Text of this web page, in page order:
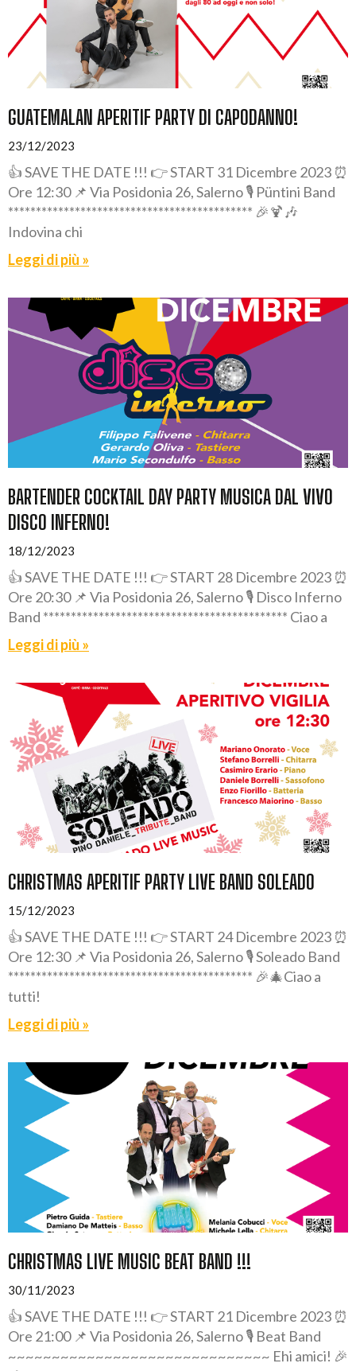
GUATEMALAN APERITIF PARTY DI CAPODANNO!
23/12/2023
👍 SAVE THE DATE !!! 👉 START 31 Dicembre 2023 ⏰
Ore 12:30 📌 Via Posidonia 26, Salerno 🎙️ Püntini Band
******************************************** 🎉🍹🎶
Indovina chi
Leggi di più »
BARTENDER COCKTAIL DAY PARTY MUSICA DAL VIVO
DISCO INFERNO!
18/12/2023
👍 SAVE THE DATE !!! 👉 START 28 Dicembre 2023 ⏰
Ore 20:30 📌 Via Posidonia 26, Salerno 🎙️ Disco Inferno
Band ******************************************** Ciao a
Leggi di più »
CHRISTMAS APERITIF PARTY LIVE BAND SOLEADO
15/12/2023
👍 SAVE THE DATE !!! 👉 START 24 Dicembre 2023 ⏰
Ore 12:30 📌 Via Posidonia 26, Salerno 🎙️ Soleado Band
******************************************** 🎉🎄Ciao a
tutti!
Leggi di più »
CHRISTMAS LIVE MUSIC BEAT BAND !!!
30/11/2023
👍 SAVE THE DATE !!! 👉 START 21 Dicembre 2023 ⏰
Ore 21:00 📌 Via Posidonia 26, Salerno 🎙️ Beat Band
~~~~~~~~~~~~~~~~~~~~~~~~~~~~~~ Ehi amici! 🎉